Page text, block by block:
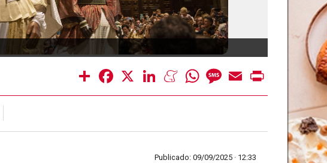
Share Facebook LinkedInMeneameWhatsAppMessage
Email
Publicado: 09/09/2025 · 12:33